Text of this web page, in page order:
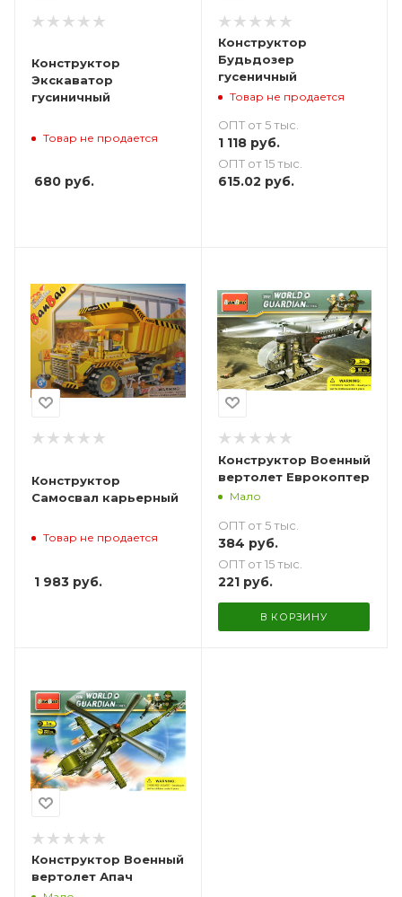
Конструктор
Экскаватор
гусиничный
Товар не продается
680 руб.
Конструктор
Будьдозер
гусеничный
Товар не продается
ОПТ от 5 тыс.
1 118руб.
ОПТ от 15 тыс.
615.02 руб.
Конструктор
Самосвал карьерный
Товар не продается
1 983 руб.
Конструктор Военный
вертолет Еврокоптер
Мало
ОПТ от 5 тыс.
384 руб.
ОПТ от 15 тыс.
221руб.
В КОРЗИНУ
Конструктор Военный
вертолет Апач